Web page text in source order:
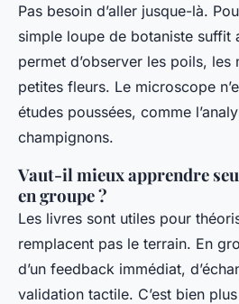
Pas besoin d’aller jusque-là.
simple loupe de botaniste suffit
permet d’observer les poils, les
petites fleurs. Le microscope
études poussées, comme
champignons.
Vaut-il mieux apprendre
en groupe ?
Les livres sont utiles pour
remplacent pas le terrain. En
d’un feedback immédiat,
validation tactile. C’est bien